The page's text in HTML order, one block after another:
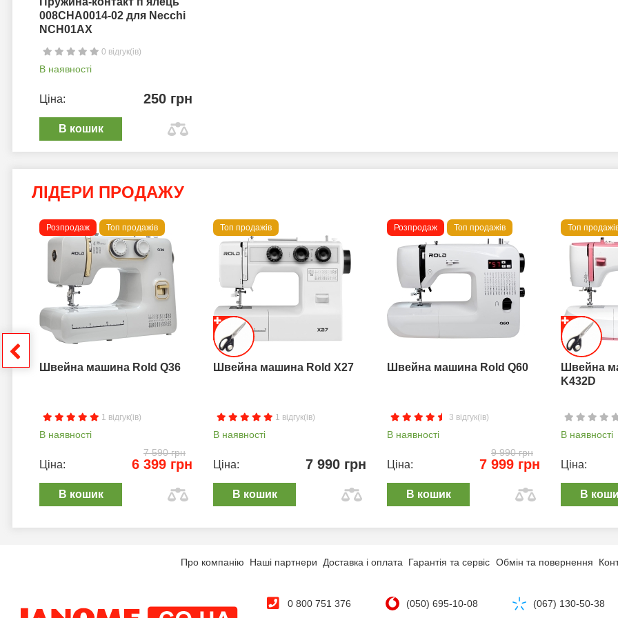
008CHA0014-02 для Necchi
NCH01AX
0 відгук(ів)
В наявності
Ціна: 250 грн
В кошик
ЛІДЕРИ ПРОДАЖУ
Розпродаж Топ продажів
Швейна машина Rold Q36
1 відгук(ів)
В наявності
7 590 грн
Ціна: 6 399 грн
В кошик
Топ продажів
Швейна машина Rold X27
1 відгук(ів)
В наявності
Ціна: 7 990 грн
В кошик
Розпродаж Топ продажів
Швейна машина Rold Q60
3 відгук(ів)
В наявності
9 990 грн
Ціна: 7 999 грн
В кошик
Топ
Швейна
K432D
В наявності
Ціна:
В
Про компанію Наші партнери Доставка і оплата Гарантія та сервіс Обмін та повернення
0 800 751 376 (050) 695-10-08 (067) 130-50-38